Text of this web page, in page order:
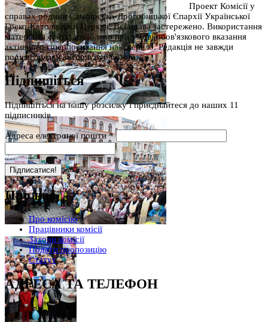
Проект Комісії у
справах родини Самбірсько-Дрогобицької Єпархії Української
Греко-Католицької Церкви. Всі права застережено. Використання
матеріалів сайту дозволено при умові обов'язкового вказання
активного гіперпосилання на джерело. Редакція не завжди
поділяє думку авторів публікацій.
Підпишіться
Підпишіться на нашу розсилку і приєднайтеся до наших 11
підписників.
Адреса електроної пошти*
Про нас
Про комісію
Працівники комісії
Заходи комісії
Подати пропозицію
Статут
АДРЕСА ТА ТЕЛЕФОН